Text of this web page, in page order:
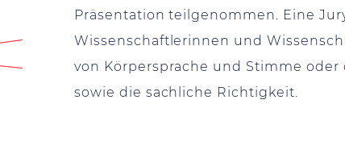
Präsentation teilgenommen. Eine
Wissenschaftlerinnen und
von Körpersprache und Stimme
sowie die sachliche Richtigkeit.